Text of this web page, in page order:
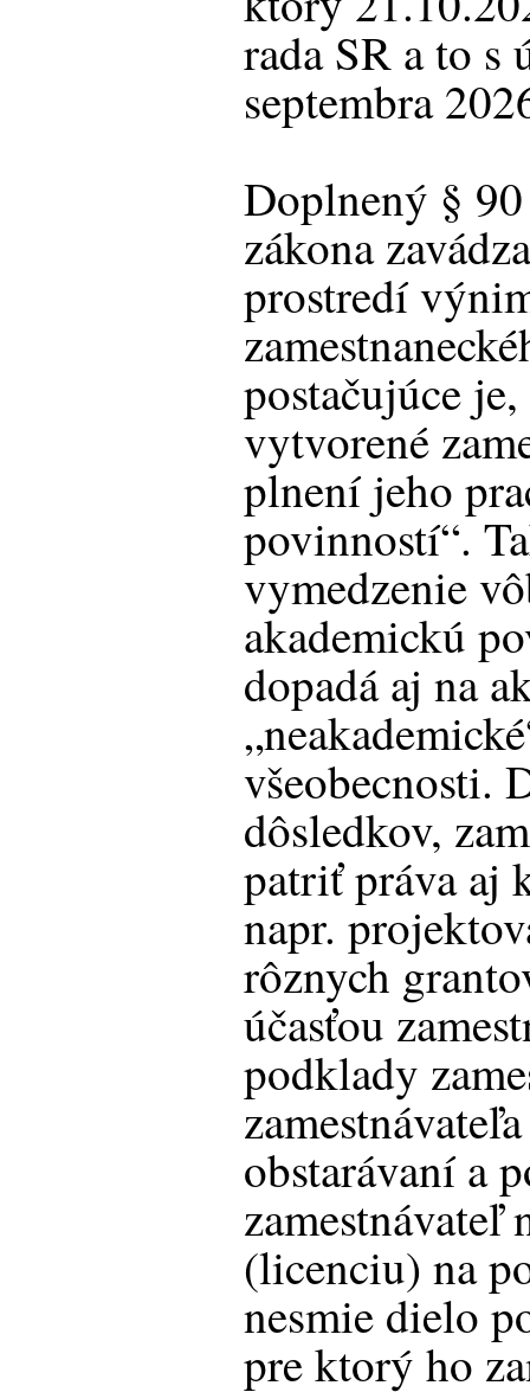
rada SR a to s
septembra
Doplnený §
zákona
prostredí
postačujúce
vytvorené
plnení jeho
povinností“.
vymedzenie
akademickú
dopadá aj na
všeobecnosti.
dôsledkov,
patriť práva aj
napr.
rôznych
účasťou
podklady
obstarávaní a
zamestnávateľ
(licenciu) na
nesmie dielo
pre ktorý ho